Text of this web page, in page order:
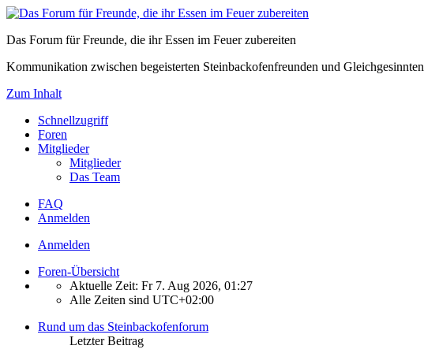
Das Forum für Freunde, die ihr Essen im Feuer zubereiten
Kommunikation zwischen begeisterten Steinbackofenfreunden und Gleichgesinnten
Zum Inhalt
Schnellzugriff
Foren
Mitglieder
Mitglieder
Das Team
FAQ
Anmelden
Anmelden
Foren-Übersicht
Aktuelle Zeit: Fr 7. Aug 2026, 01:27
Alle Zeiten sind UTC+02:00
Rund um das Steinbackofenforum
Letzter Beitrag